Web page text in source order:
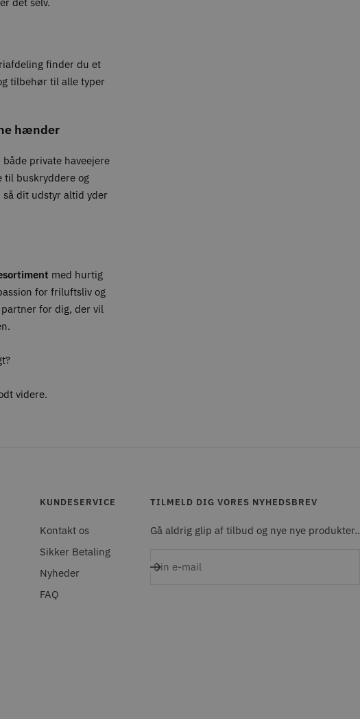
finder du et
tilbehør til alle typer
hænder
private haveejere
til buskryddere og
så dit udstyr altid yder
med hurtig
for friluftsliv og
for dig, der vil
videre.
KUNDESERVICE
Kontakt os
Sikker Betaling
Nyheder
FAQ
TILMELD DIG VORES NYHEDSBREV
Gå aldrig glip af tilbud og nye nye produkter..
Din e-mail